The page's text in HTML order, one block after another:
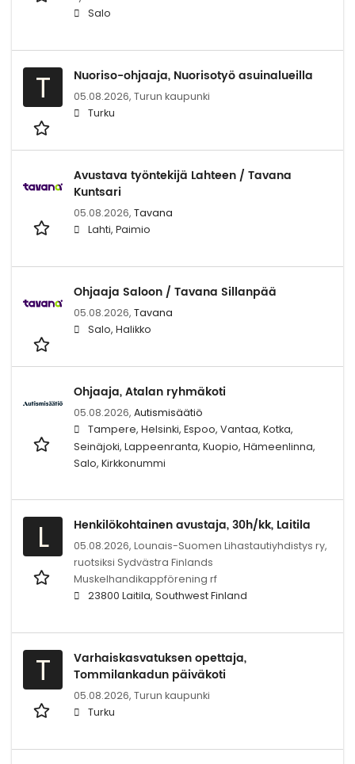
Salo
T Nuoriso-ohjaaja, Nuorisotyö asuinalueilla
05.08.2026, Turun kaupunki
Turku
Avustava työntekijä Lahteen / Tavana
Kuntsari
05.08.2026, Tavana
Lahti, Paimio
Ohjaaja Saloon / Tavana Sillanpää
05.08.2026, Tavana
Salo, Halikko
Ohjaaja, Atalan ryhmäkoti
05.08.2026, Autismisäätiö
Tampere, Helsinki, Espoo, Vantaa, Kotka,
Seinäjoki, Lappeenranta, Kuopio, Hämeenlinna,
Salo, Kirkkonummi
L Henkilökohtainen avustaja, 30h/kk, Laitila
05.08.2026, Lounais-Suomen Lihastautiyhdistys ry,
ruotsiksi Sydvästra Finlands
Muskelhandikappförening rf
23800 Laitila, Southwest Finland
T
Varhaiskasvatuksen opettaja,
Tommilankadun päiväkoti
05.08.2026, Turun kaupunki
Turku